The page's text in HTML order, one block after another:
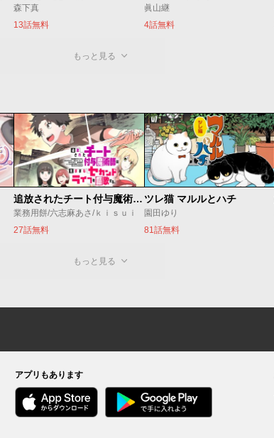
森下真
13話無料
眞山継
4話無料
もっと見る
追放されたチート付与魔術師は気ままなセカンドライフを謳歌する。 ～俺は武器だけじゃなく、あらゆるものに『強化ポイント』を付与できるし、俺の意思でいつでも効果を解除できるけど、残った人たち大丈夫？～
業務用餅/六志麻あさ/ｋｉｓｕｉ
27話無料
ツレ猫 マルルとハチ
園田ゆり
81話無料
もっと見る
アプリもあります